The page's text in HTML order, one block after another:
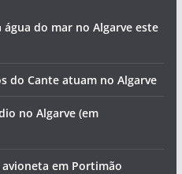
do mar no Algarve este
do Cante atuam no Algarve
no Algarve (em
em Portimão